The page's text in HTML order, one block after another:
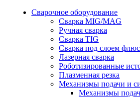
Сварочное оборудование
Сварка MIG/MAG
Ручная сварка
Сварка TIG
Сварка под слоем
Лазерная сварка
Роботизированные
Плазменная резка
Механизмы подачи и
Механизмы